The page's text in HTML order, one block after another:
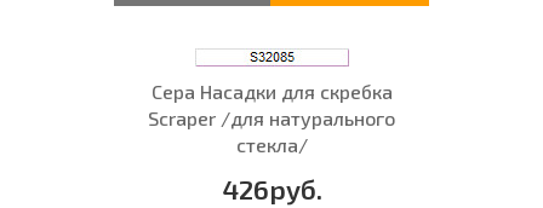
Сера Насадки для скребка
Scraper /для натурального
стекла/
426руб.